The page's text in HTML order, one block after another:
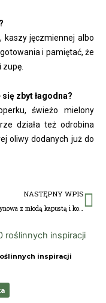
kaszy jęczmiennej albo
i pamiętać, że
zbyt łagodna?
świeżo mielony
działa też odrobina
oliwy dodanych już do
NASTĘPNY WPIS
Zupa jarzynowa z młodą kapustą i koperkiem – lekka, domowa i pełna warzyw
inspiracji
zł.